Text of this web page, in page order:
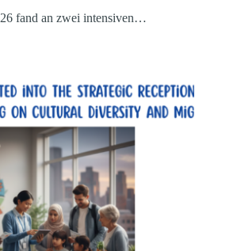
fand an zwei intensiven…